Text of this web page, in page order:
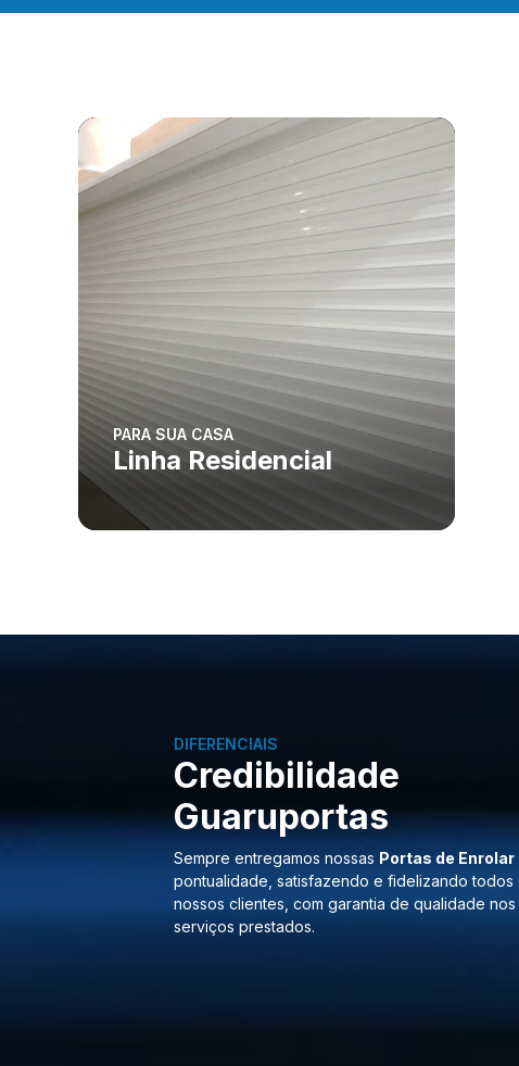
PARA SUA CASA
Linha Residencial
DIFERENCIAIS
Credibilidade
Guaruportas
Sempre entregamos nossas Portas de Enrolar
pontualidade, satisfazendo e fidelizando todos
nossos clientes, com garantia de qualidade nos
serviços prestados.